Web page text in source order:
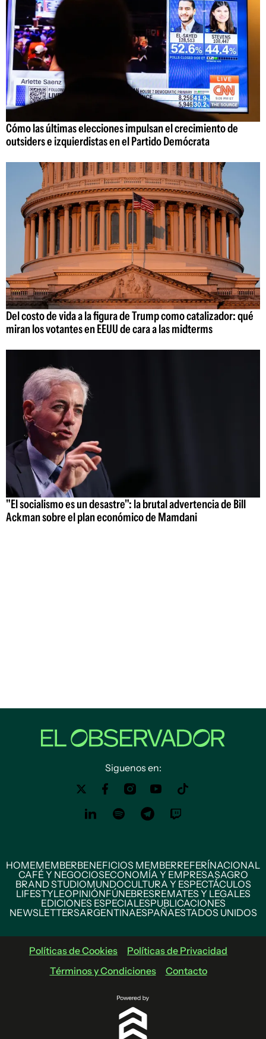
Cómo las últimas elecciones impulsan el crecimiento de
outsiders e izquierdistas en el Partido Demócrata
Del costo de vida a la figura de Trump como catalizador: qué
miran los votantes en EEUU de cara a las midterms
"El socialismo es un desastre": la brutal advertencia de Bill
Ackman sobre el plan económico de Mamdani
Siguenos en:
HOMEMEMBERBENEFICIOS MEMBERREFERÍNACIONAL
CAFÉ Y NEGOCIOSECONOMÍA Y EMPRESASAGRO
BRAND STUDIOMUNDOCULTURA Y ESPECTÁCULOS
LIFESTYLEOPINIÓNFÚNEBRESREMATES Y LEGALES
EDICIONES ESPECIALESPUBLICACIONES
NEWSLETTERSARGENTINAESPAÑAESTADOS UNIDOS
Políticas de Cookies
Políticas de Privacidad
Términos y Condiciones
Contacto